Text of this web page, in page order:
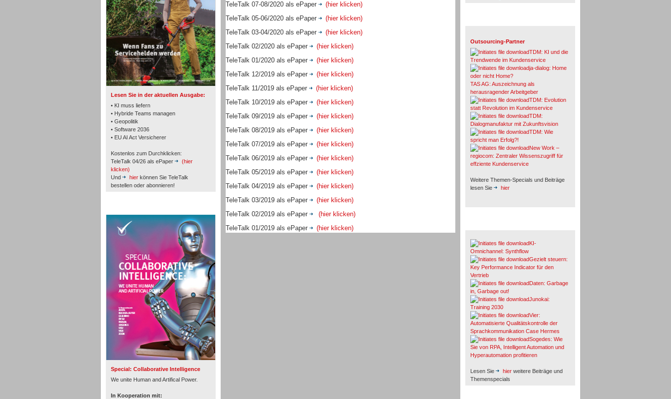
Lesen Sie in der aktuellen Ausgabe:
• KI muss liefern
• Hybride Teams managen
• Geopolitik
• Software 2036
• EU AI Act Versicherer
Kostenlos zum Durchklicken:
TeleTalk 04/26 als ePaper
(hier
klicken)
Und
hier können Sie TeleTalk
bestellen oder abonnieren!
Special: Collaborative Intelligence
We unite Human and Artifical Power.
In Kooperation mit:
TK- und ACD-Systeme
Workforce-Management
Personal
Inbound
TeleTalk 07-08/2020 als ePaper
(hier klicken)
TeleTalk 05-06/2020 als ePaper
(hier klicken)
TeleTalk 03-04/2020 als ePaper
(hier klicken)
TeleTalk 02/2020 als ePaper
(hier klicken)
TeleTalk 01/2020 als ePaper
(hier klicken)
TeleTalk 12/2019 als ePaper
(hier klicken)
TeleTalk 11/2019 als ePaper
(hier klicken)
TeleTalk 10/2019 als ePaper
(hier klicken)
TeleTalk 09/2019 als ePaper
(hier klicken)
TeleTalk 08/2019 als ePaper
(hier klicken)
TeleTalk 07/2019 als ePaper
(hier klicken)
TeleTalk 06/2019 als ePaper
(hier klicken)
TeleTalk 05/2019 als ePaper
(hier klicken)
TeleTalk 04/2019 als ePaper
(hier klicken)
TeleTalk 03/2019 als ePaper
(hier klicken)
TeleTalk 02/2019 als ePaper
(hier klicken)
TeleTalk 01/2019 als ePaper
(hier klicken)
Outsourcing-Partner
TDM: KI und die
Trendwende im Kundenservice
ja-dialog: Home
oder nicht Home?
TAS AG: Auszeichnung als
herausragender Arbeitgeber
TDM: Evolution
statt Revolution im Kundenservice
TDM:
Dialogmanufaktur mit Zukunftsvision
TDM: Wie
spricht man Erfolg?!
New Work –
regiocom: Zentraler Wissenszugriff für
effziente Kundenservice
Weitere Themen-Specials und Beiträge
lesen Sie
hier
KI-
Omnichannel: Synthflow
Gezielt steuern:
Key Performance Indicator für den
Vertrieb
Daten: Garbage
in, Garbage out!
Junokai:
Training 2030
Vier:
Automatisierte Qualitätskontrolle der
Sprachkommunikation Case Hermes
Sogedes: Wie
Sie von RPA, Intelligent Automation und
Hyperautomation profitieren
Lesen Sie hier weitere Beiträge und
Themenspecials